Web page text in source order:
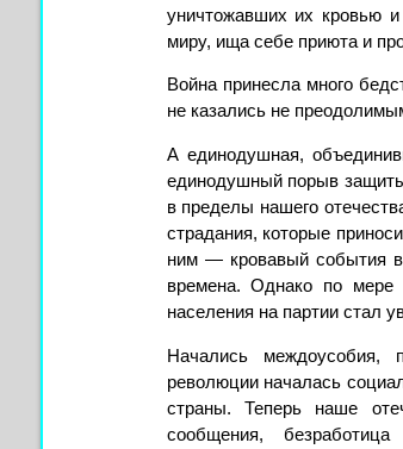
уничтожавших их кровью
миру, ища себе приюта и
Война принесла много
не казались не
А единодушная,
единодушный порыв защиты
в пределы нашего
страдания, которые
ним — кровавый события
времена. Однако по мере
населения на партии стал
Начались междоусобия,
революции началась
страны. Теперь наше
сообщения,